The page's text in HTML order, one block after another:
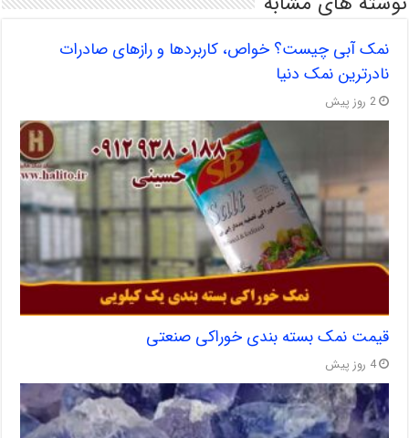
نمک آبی چیست؟ خواص، کاربردها و رازهای صادرات
نادرترین نمک دنیا
2 روز پیش
قیمت نمک بسته بندی خوراکی صنعتی
4 روز پیش